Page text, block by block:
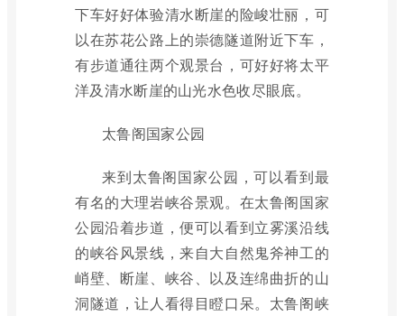
下车好好体验清水断崖的险峻壮丽，可
以在苏花公路上的崇德隧道附近下车，
有步道通往两个观景台，可好好将太平
洋及清水断崖的山光水色收尽眼底。
太鲁阁国家公园
来到太鲁阁国家公园，可以看到最
有名的大理岩峡谷景观。在太鲁阁国家
公园沿着步道，便可以看到立雾溪沿线
的峡谷风景线，来自大自然鬼斧神工的
峭壁、断崖、峡谷、以及连绵曲折的山
洞隧道，让人看得目瞪口呆。太鲁阁峡